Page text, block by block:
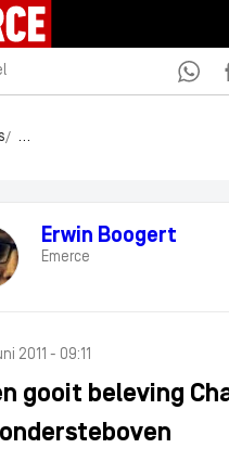
Heineken gooit beleving
Erwin Boogert
Emerce
2011 - 09:11
gooit beleving